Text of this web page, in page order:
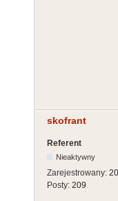
skofrant
Referent
Nieaktywny
Zarejestrowany:
Posty: 209